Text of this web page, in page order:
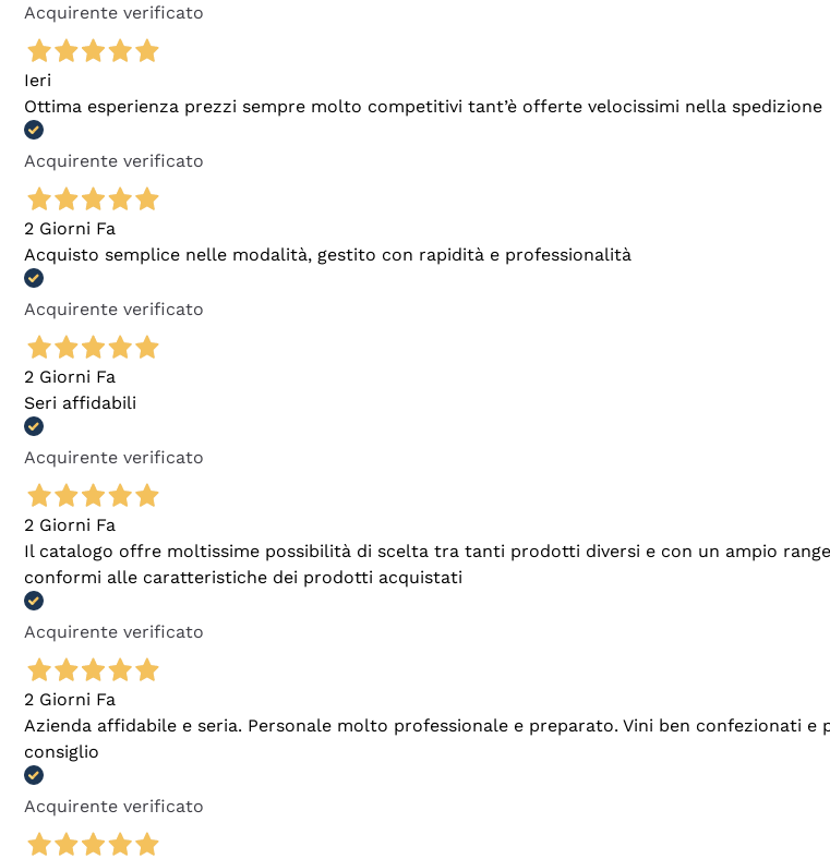
Acquirente verificato
Ieri
Ottima esperienza prezzi sempre molto competitivi tant’è offerte velocissimi nella spedizione
Acquirente verificato
2 Giorni Fa
Acquisto semplice nelle modalità, gestito con rapidità e professionalità
Acquirente verificato
2 Giorni Fa
Seri affidabili
Acquirente verificato
2 Giorni Fa
Il catalogo offre moltissime possibilità di scelta tra tanti prodotti diversi e con un ampio
conformi alle caratteristiche dei prodotti acquistati
Acquirente verificato
2 Giorni Fa
Azienda affidabile e seria. Personale molto professionale e preparato. Vini ben confezionati
consiglio
Acquirente verificato